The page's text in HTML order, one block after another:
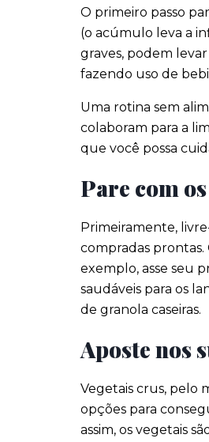
O primeiro passo
(o acúmulo leva a
graves, podem
fazendo uso de
Uma rotina sem
colaboram para a
que você possa
Pare com
Primeiramente,
compradas prontas.
exemplo, asse seu
saudáveis para os
de granola caseiras.
Aposte nos
Vegetais crus, pelo
opções para
assim, os vegetais